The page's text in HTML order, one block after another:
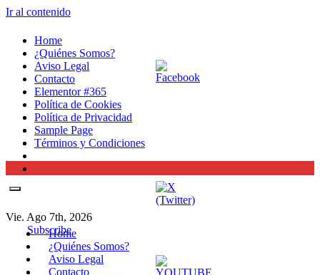
Ir al contenido
Home
¿Quiénes Somos?
Aviso Legal
Contacto
Elementor #365
Política de Cookies
Política de Privacidad
Sample Page
Términos y Condiciones
Vie. Ago 7th, 2026
Subscribe
Home
¿Quiénes Somos?
Aviso Legal
Contacto